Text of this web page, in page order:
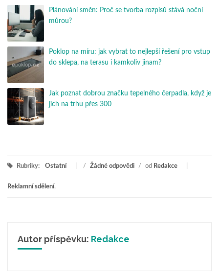
Plánování směn: Proč se tvorba rozpisů stává noční
můrou?
Poklop na míru: jak vybrat to nejlepší řešení pro vstup
do sklepa, na terasu i kamkoliv jinam?
Jak poznat dobrou značku tepelného čerpadla, když je
jich na trhu přes 300
Rubriky: Ostatní / Žádné odpovědi / od Redakce
Reklamní sdělení,
Autor příspěvku: Redakce